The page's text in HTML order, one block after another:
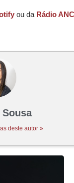
ou da Rádio ANC
deste autor »